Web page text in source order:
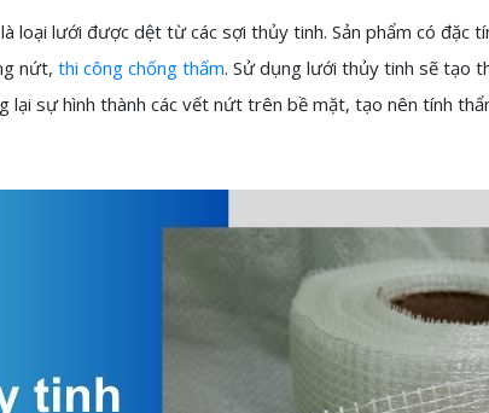
là loại lưới được dệt từ các sợi thủy tinh. Sản phẩm có đặc
nứt, thi công chống thấm. Sử dụng lưới thủy tinh sẽ tạo
lại sự hình thành các vết nứt trên bề mặt, tạo nên tính